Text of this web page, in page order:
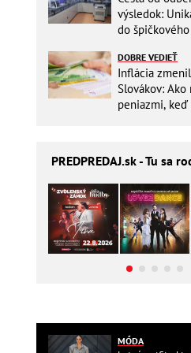
výsledok:
do
DOBRE VEDIEŤ
Inflácia
Slovákov: Ako
peniazmi,
PREDPREDAJ.sk - Tu sa
MÓDA